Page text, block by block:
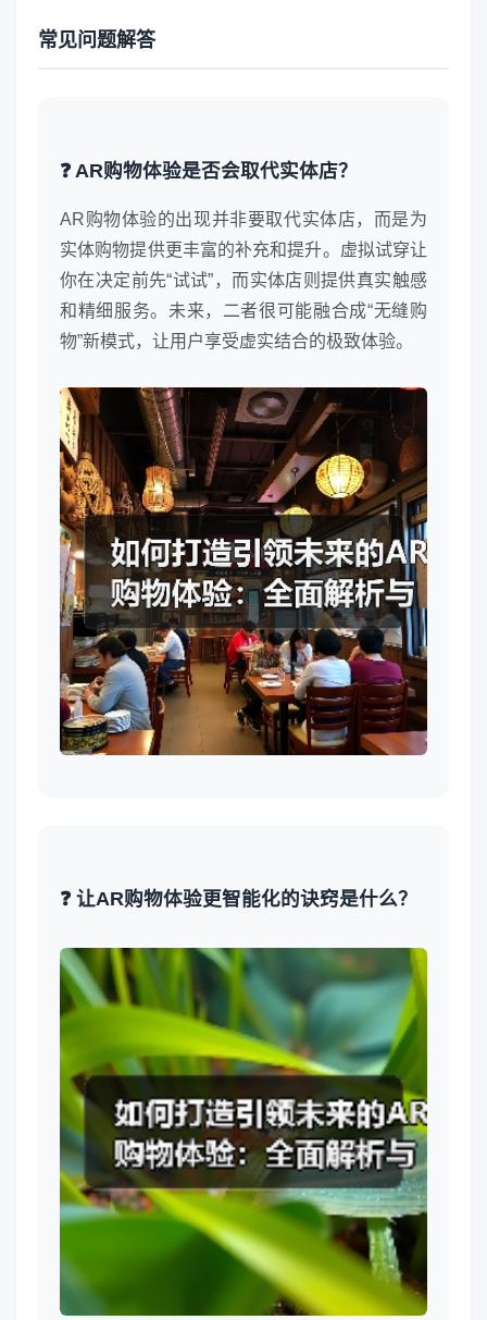
常见问题解答
❓ AR购物体验是否会取代实体店？
AR购物体验的出现并非要取代实体店，而是为
实体购物提供更丰富的补充和提升。虚拟试穿让
你在决定前先“试试”，而实体店则提供真实触感
和精细服务。未来，二者很可能融合成“无缝购
物”新模式，让用户享受虚实结合的极致体验。
❓ 让AR购物体验更智能化的诀窍是什么？